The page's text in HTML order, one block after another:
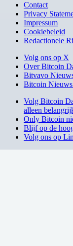
Contact
Privacy
Impressum
Cookiebeleid
Redactionele
Volg ons op X
Over Bitcoin
Bitvavo
Bitcoin Nieuws
Volg Bitcoin
alleen
Only Bitcoin
Blijf op de
Volg ons op